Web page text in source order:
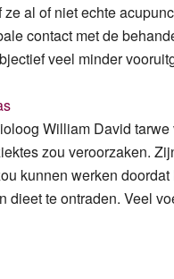
al of niet echte
contact met de
veel minder
William David
zou veroorzaken.
kunnen werken
dieet te ontraden. Veel